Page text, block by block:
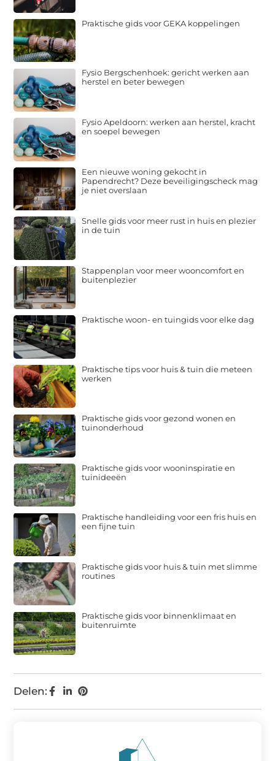
Delen:
Praktische gids voor GEKA koppelingen
Fysio Bergschenhoek: gericht werken aan
herstel en beter bewegen
Fysio Apeldoorn: werken aan herstel, kracht
en soepel bewegen
Een nieuwe woning gekocht in
Papendrecht? Deze beveiligingscheck mag
je niet overslaan
Snelle gids voor meer rust in huis en plezier
in de tuin
Stappenplan voor meer wooncomfort en
buitenplezier
Praktische woon- en tuingids voor elke dag
Praktische tips voor huis & tuin die meteen
werken
Praktische gids voor gezond wonen en
tuinonderhoud
Praktische gids voor wooninspiratie en
tuinideeën
Praktische handleiding voor een fris huis en
een fijne tuin
Praktische gids voor huis & tuin met slimme
routines
Praktische gids voor binnenklimaat en
buitenruimte